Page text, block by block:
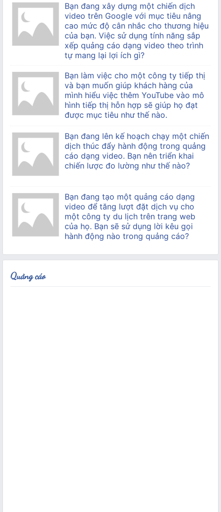
Bạn đang xây dựng một chiến dịch
video trên Google với mục tiêu nâng
cao mức độ cân nhắc cho thương hiệu
của bạn. Việc sử dụng tính năng sắp
xếp quảng cáo dạng video theo trình
tự mang lại lợi ích gì?
Bạn làm việc cho một công ty tiếp thị
và bạn muốn giúp khách hàng của
mình hiểu việc thêm YouTube vào mô
hình tiếp thị hỗn hợp sẽ giúp họ đạt
được mục tiêu như thế nào.
Bạn đang lên kế hoạch chạy một chiến
dịch thúc đẩy hành động trong quảng
cáo dạng video. Bạn nên triển khai
chiến lược đo lường như thế nào?
Bạn đang tạo một quảng cáo dạng
video để tăng lượt đặt dịch vụ cho
một công ty du lịch trên trang web
của họ. Bạn sẽ sử dụng lời kêu gọi
hành động nào trong quảng cáo?
Quảng cáo